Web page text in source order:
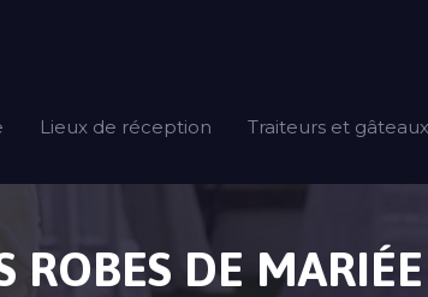
Lieux de réception Traiteurs et gâteaux
ROBES DE